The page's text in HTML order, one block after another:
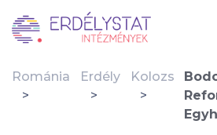
Románia Erdély Kolozs